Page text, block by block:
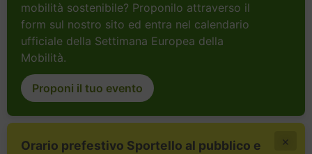
mobilità sostenibile? Proponilo attraverso il
form sul nostro sito ed entra nel calendario
ufficiale della Settimana Europea della
Mobilità.
Proponi il tuo evento
Orario prefestivo Sportello al pubblico e
×